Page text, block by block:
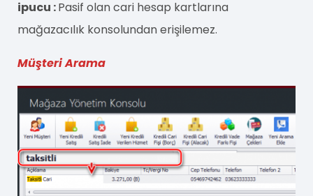
ipucu :Pasif olan cari hesap kartlarına
mağazacılık konsolundan erişilemez.
Müşteri Arama